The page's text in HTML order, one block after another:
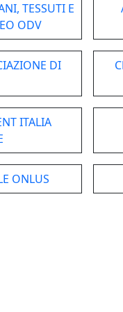
TESSUTI E
ODV
DI
ITALIA
ONLUS